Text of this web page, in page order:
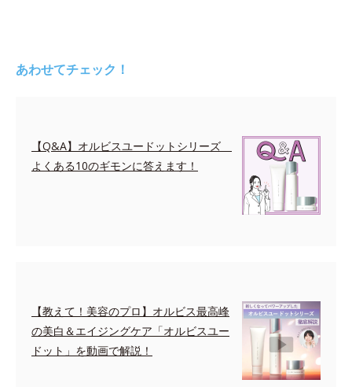
あわせてチェック！
【Q&A】オルビスユードットシリーズ
よくある10のギモンに答えます！
【教えて！美容のプロ】オルビス最高峰
の美白＆エイジングケア「オルビスユー
ドット」を動画で解説！